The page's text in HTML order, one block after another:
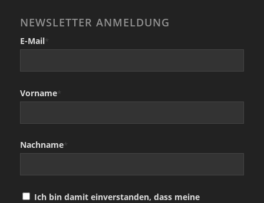
NEWSLETTER ANMELDUNG
E-Mail*
Vorname*
Nachname*
Ich bin damit einverstanden, dass meine